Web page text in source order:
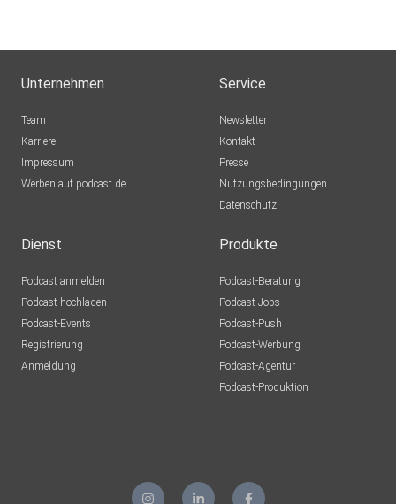
Unternehmen
Team
Karriere
Impressum
Werben auf podcast.de
Service
Newsletter
Kontakt
Presse
Nutzungsbedingungen
Datenschutz
Dienst
Podcast anmelden
Podcast hochladen
Podcast-Events
Registrierung
Anmeldung
Produkte
Podcast-Beratung
Podcast-Jobs
Podcast-Push
Podcast-Werbung
Podcast-Agentur
Podcast-Produktion